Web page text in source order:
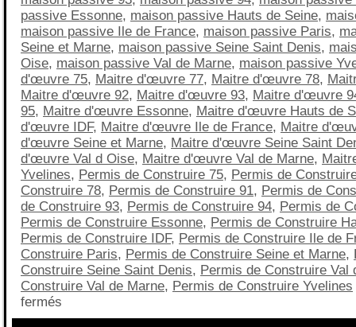
passive Essonne, maison passive Hauts de Seine,
maison passive Ile de France, maison passive Paris,
Seine et Marne, maison passive Seine Saint Denis,
Oise, maison passive Val de Marne, maison passive
d'œuvre 75, Maitre d'œuvre 77, Maitre d'œuvre 78,
Maitre d'œuvre 92, Maitre d'œuvre 93, Maitre d'œuvre
95, Maitre d'œuvre Essonne, Maitre d'œuvre Hauts de
d'œuvre IDF, Maitre d'œuvre Ile de France, Maitre
d'œuvre Seine et Marne, Maitre d'œuvre Seine Saint
d'œuvre Val d Oise, Maitre d'œuvre Val de Marne,
Yvelines, Permis de Construire 75, Permis de
Construire 78, Permis de Construire 91, Permis de
de Construire 93, Permis de Construire 94, Permis de
Permis de Construire Essonne, Permis de Construire
Permis de Construire IDF, Permis de Construire Ile de
Construire Paris, Permis de Construire Seine et Marne,
Construire Seine Saint Denis, Permis de Construire Val
Construire Val de Marne, Permis de Construire Yvelines
fermés